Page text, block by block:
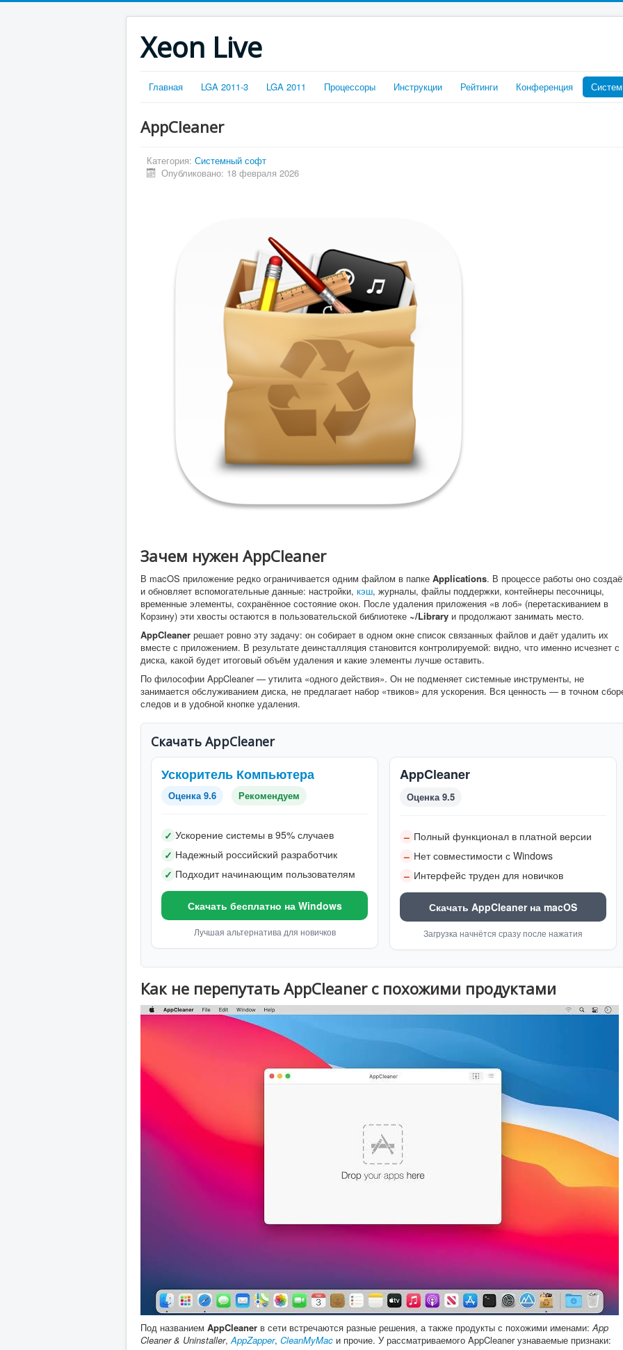
Xeon Live
Главная LGA 2011-3 LGA 2011 Процессоры Инструкции Рейтинги Конференция
AppCleaner
Категория: Системный софт
Опубликовано: 18 февраля 2026
Зачем нужен AppCleaner
В macOS приложение редко ограничивается одним файлом в папке Applications. В процессе работы оно
и обновляет вспомогательные данные: настройки, кэш, журналы, файлы поддержки, контейнеры песочницы,
временные элементы, сохранённое состояние окон. После удаления приложения «в лоб» (перетаскиванием в
Корзину) эти хвосты остаются в пользовательской библиотеке ~/Library и продолжают занимать место.
AppCleaner решает ровно эту задачу: он собирает в одном окне список связанных файлов и даёт удалить их
вместе с приложением. В результате деинсталляция становится контролируемой: видно, что именно исчезнет с
диска, какой будет итоговый объём удаления и какие элементы лучше оставить.
По философии AppCleaner — утилита «одного действия». Он не подменяет системные инструменты, не
занимается обслуживанием диска, не предлагает набор «твиков» для ускорения. Вся ценность — в точном
следов и в удобной кнопке удаления.
Скачать AppCleaner
Ускоритель Компьютера
Оценка 9.6 Рекомендуем
✓ Ускорение системы в 95% случаев
✓ Надежный российский разработчик
✓ Подходит начинающим пользователям
Скачать бесплатно на Windows
Лучшая альтернатива для новичков
AppCleaner
Оценка 9.5
– Полный функционал в платной версии
– Нет совместимости с Windows
– Интерфейс труден для новичков
Скачать AppCleaner на macOS
Загрузка начнётся сразу после нажатия
Как не перепутать AppCleaner с похожими продуктами
Под названием AppCleaner в сети встречаются разные решения, а также продукты с похожими именами:App
Cleaner & Uninstaller,AppZapper, CleanMyMac и прочие. У рассматриваемого AppCleaner узнаваемые признаки: